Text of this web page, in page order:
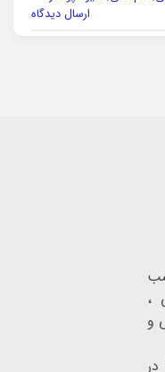
ارسال دیدگاه
،
و
در